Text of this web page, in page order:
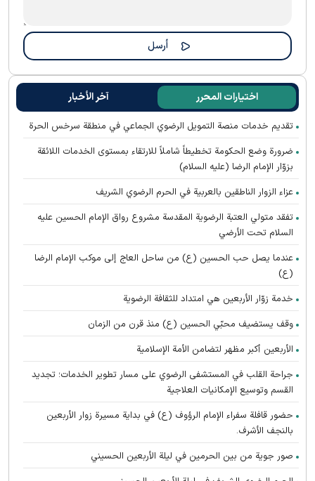
اختيارات المحرر آخر الأخبار
تقديم خدمات منصة التمويل الرضوي الجماعي في منطقة سرخس الحرة
ضرورة وضع الحكومة تخطيطاً شاملاً للارتقاء بمستوى الخدمات اللائقة
بزوّار الإمام الرضا (عليه السلام)
عزاء الزوار الناطقين بالعربية في الحرم الرضوي الشریف
تفقد متولي العتبة الرضوية المقدسة مشروع رواق الإمام الحسين عليه
السلام تحت الأرضي
عندما يصل حب الحسين (ع) من ساحل العاج إلى موكب الإمام الرضا
(ع)
خدمة زوّار الأربعين هي امتداد للثقافة الرضوية
وقف يستضيف محبّي الحسين (ع) منذ قرن من الزمان
الأربعين أكبر مظهر لتضامن الأمة الإسلامية
جراحة القلب في المستشفى الرضوي على مسار تطوير الخدمات؛ تجديد
القسم وتوسيع الإمكانيات العلاجية
حضور قافلة سفراء الإمام الرؤوف (ع) في بدایة مسيرة زوار الأربعين
بالنجف الأشرف.
صور جوية من بين الحرمين في ليلة الأربعين الحسيني